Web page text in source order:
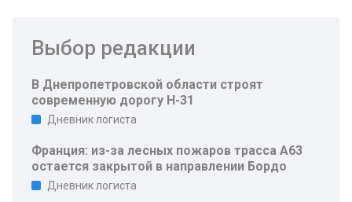
Выбор редакции
В Днепропетровской области строят
современную дорогу Н-31
Дневник логиста
Франция: из-за лесных пожаров трасса A63
остается закрытой в направлении Бордо
Дневник логиста